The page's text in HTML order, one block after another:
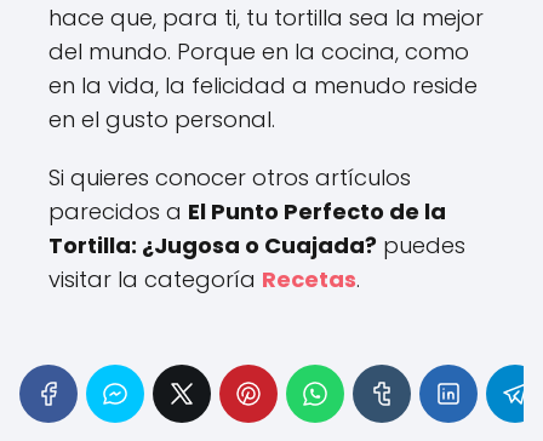
hace que, para ti, tu tortilla sea la mejor
del mundo. Porque en la cocina, como
en la vida, la felicidad a menudo reside
en el gusto personal.
Si quieres conocer otros artículos
parecidos a El Punto Perfecto de la
Tortilla: ¿Jugosa o Cuajada? puedes
visitar la categoría Recetas.